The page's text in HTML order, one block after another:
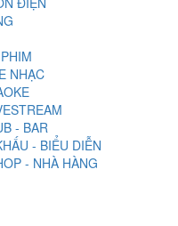
NHẠC
- BAR
- BIỂU DIỄN
- NHÀ HÀNG